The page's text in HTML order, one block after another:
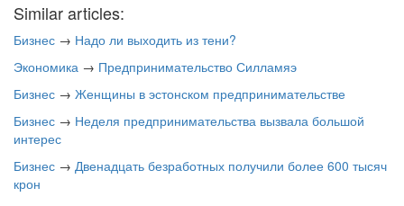
Similar articles:
Бизнес → Надо ли выходить из тени?
Экономика → Предпринимательство Силламяэ
Бизнес → Женщины в эстонском предпринимательстве
Бизнес → Неделя предпринимательства вызвала большой
интерес
Бизнес → Двенадцать безработных получили более 600 тысяч
крон